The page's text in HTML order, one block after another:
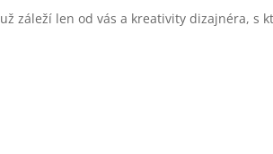
záleží len od vás a kreativity dizajnéra, s